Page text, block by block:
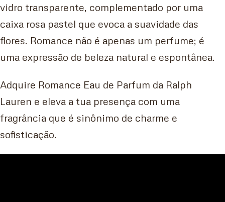
vidro transparente, complementado por uma
caixa rosa pastel que evoca a suavidade das
flores. Romance não é apenas um perfume; é
uma expressão de beleza natural e espontânea.
Adquire Romance Eau de Parfum da Ralph
Lauren e eleva a tua presença com uma
fragrância que é sinônimo de charme e
sofisticação.